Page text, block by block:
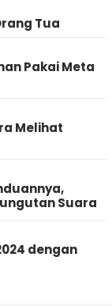
Tua
Pakai Meta
Melihat
Suara
dengan